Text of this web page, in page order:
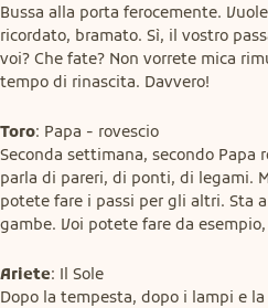
Bussa alla porta ferocemente.
ricordato, bramato. Sì, il vostro
voi? Che fate? Non vorrete mica
tempo di rinascita. Davvero!
Toro: Papa - rovescio
Seconda settimana, secondo Papa
parla di pareri, di ponti, di legami.
potete fare i passi per gli altri. Sta
gambe. Voi potete fare da
Ariete: Il Sole
Dopo la tempesta, dopo i lampi e